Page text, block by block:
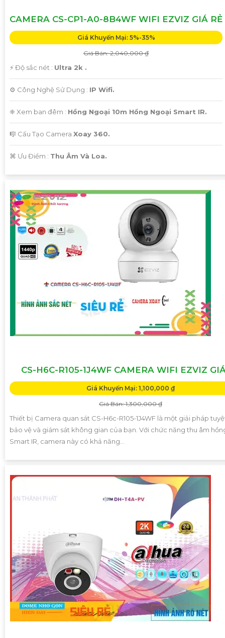
CAMERA CS-CP1-A0-8B4WF WIFI EZVIZ GIÁ RẺ
Giá Khuyến Mại: 5%-35%
Giá Bán: 2,040,000 ₫
️⚡ Độ sắc nét : Ultra 2k .
⚙ Công Nghệ Sử Dụng : IP Wifi.
❈ Xem ban đêm : Hồng Ngoại 10m Hồng Ngoại Smart IR.
🎼️ Cấu Tạo Camera Xoay 360.
️⌘ Ưu Điểm : Thu Âm Và Loa.
CS-H6C-R105-1J4WF CAMERA WIFI EZVIZ
Giá Khuyến Mại: 1,100,000 ₫
Giá Bán: 1,300,000 ₫
Thiết bị Camera quan sát CS-H6c-R105-1J4WF là một giải pháp
bảo vệ và giám sát không gian của bạn. Với chức năng thu âm
Smart IR, camera này có khả năng...